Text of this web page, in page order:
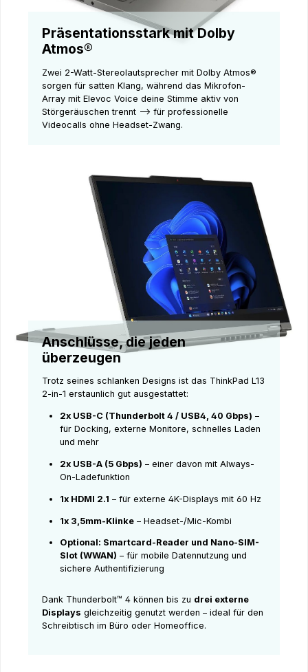
Präsentationsstark mit Dolby
Atmos®
Zwei 2-Watt-Stereolautsprecher mit Dolby Atmos®
sorgen für satten Klang, während das Mikrofon-
Array mit Elevoc Voice deine Stimme aktiv von
Störgeräuschen trennt –> für professionelle
Videocalls ohne Headset-Zwang.
Anschlüsse, die jeden
überzeugen
Trotz seines schlanken Designs ist das ThinkPad L13
2-in-1 erstaunlich gut ausgestattet:
2x USB-C (Thunderbolt 4 / USB4, 40 Gbps) –
für Docking, externe Monitore, schnelles Laden
und mehr
2x USB-A (5 Gbps) – einer davon mit Always-
On-Ladefunktion
1x HDMI 2.1 – für externe 4K-Displays mit 60 Hz
1x 3,5mm-Klinke– Headset-/Mic-Kombi
Optional: Smartcard-Reader und Nano-SIM-
Slot (WWAN) – für mobile Datennutzung und
sichere Authentifizierung
Dank Thunderbolt™ 4 können bis zu drei externe
Displays gleichzeitig genutzt werden – ideal für den
Schreibtisch im Büro oder Homeoffice.